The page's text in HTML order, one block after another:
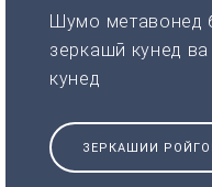
Шумо метавонед
зеркашӣ кунед
кунед
ЗЕРКАШИИ